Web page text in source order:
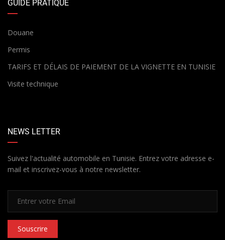
GUIDE PRATIQUE
Douane
Permis
TARIFS ET DÉLAIS DE PAIEMENT DE LA VIGNETTE EN TUNISIE
Visite technique
NEWS LETTER
Suivez l'actualité automobile en Tunisie. Entrez votre adresse e-
mail et inscrivez-vous à notre newsletter.
Souscrire